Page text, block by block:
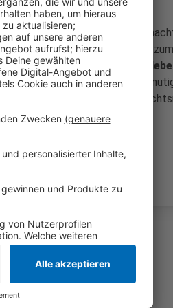
einen Namen für den
können ihre Ideen bis
toenis-
werden. Der Verein
zu wählen. Der
statt.